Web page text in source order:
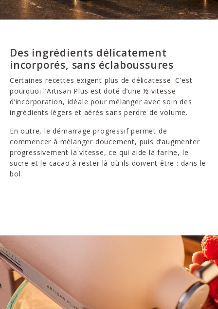
Des ingrédients délicatement
incorporés, sans éclaboussures
Certaines recettes exigent plus de délicatesse. C’est
pourquoi l’Artisan Plus est doté d’une ½ vitesse
d’incorporation, idéale pour mélanger avec soin des
ingrédients légers et aérés sans perdre de volume.
En outre, le démarrage progressif permet de
commencer à mélanger doucement, puis d’augmenter
progressivement la vitesse, ce qui aide la farine, le
sucre et le cacao à rester là où ils doivent être : dans le
bol.